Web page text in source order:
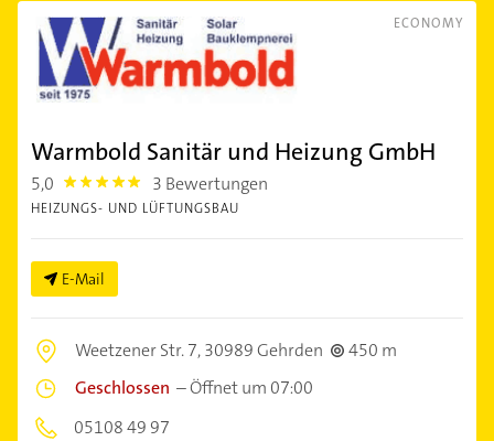
ECONOMY
Warmbold Sanitär und Heizung GmbH
5,0 5.0 3 Bewertungen
HEIZUNGS- UND LÜFTUNGSBAU
E-Mail
Weetzener Str. 7,30989 Gehrden
450 m
Geschlossen –Öffnet um 07:00
05108 49 97